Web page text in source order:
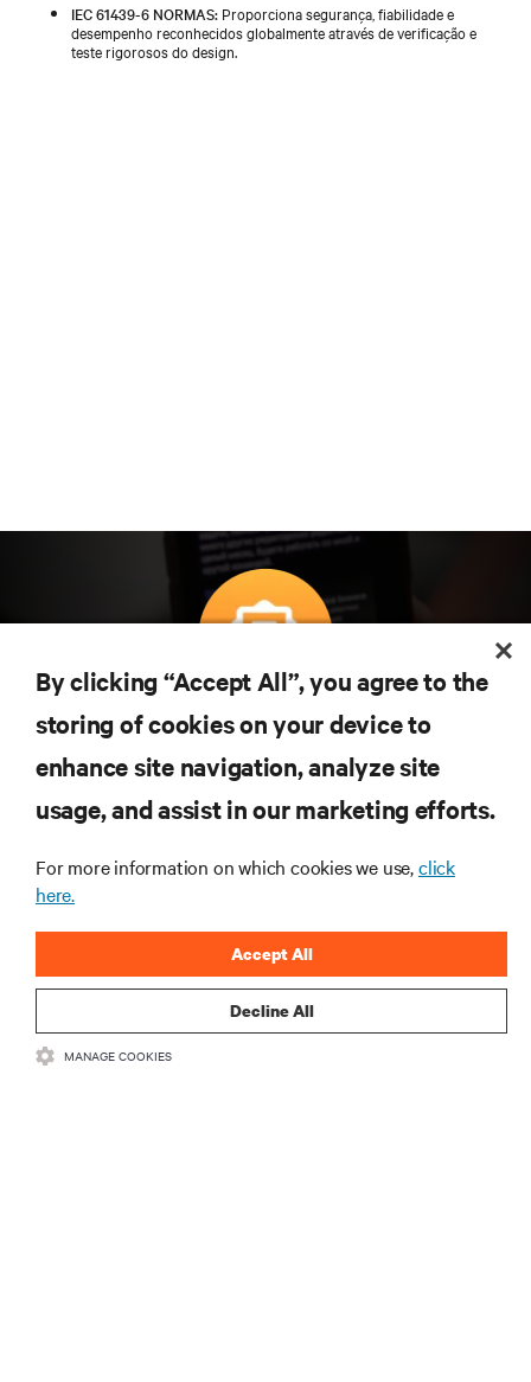
IEC 61439-6 NORMAS: Proporciona segurança, fiabilidade e
desempenho reconhecidos globalmente através de verificação e
teste rigorosos do design.
Subscreva para obter as últimas tendências em
tecnologia
Receba atualizações regulares sobre os tópicos
mais importantes da indústria, com discussões mais
recentes e perspetivas especializadas sobre gestão
By clicking “Accept All”, you agree to the
storing of cookies on your device to
enhance site navigation, analyze site
usage, and assist in our marketing efforts.
For more information on which cookies we use,click
here.
Decline All
Accept All
MANAGE COOKIES